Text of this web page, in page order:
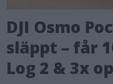
DJI Osmo
släppt – får
Log 2 & 3x